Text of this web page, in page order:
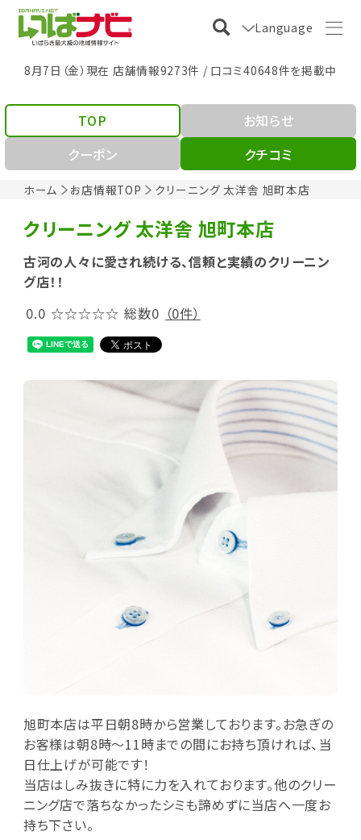
Language
8月7日（金）現在 店舗情報9273件 / 口コミ40648件を掲載中
ホーム お店情報TOP クリーニング 太洋舎 旭町本店
TOP
お知らせ
クーポン
クチコミ
クリーニング 太洋舎 旭町本店
古河の人々に愛され続ける、信頼と実績のクリーニン
グ店！！
0.0 ☆☆☆☆☆ 総数0 （0件）
旭町本店は平日朝8時から営業しております。お急ぎの
お客様は朝8時～11時までの間にお持ち頂ければ、当
日仕上げが可能です！
当店はしみ抜きに特に力を入れております。他のクリー
ニング店で落ちなかったシミも諦めずに当店へ一度お
持ち下さい。